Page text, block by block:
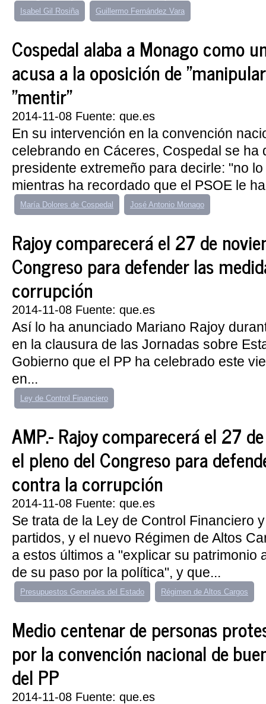
Isabel Gil Rosiña Guillermo Fernández Vara
Cospedal alaba a Monago como
acusa a la oposición de
"mentir"
2014-11-08 Fuente: que.es
En su intervención en la convención
celebrando en Cáceres, Cospedal se ha
presidente extremeño para decirle: "no
mientras ha recordado que el PSOE le
María Dolores de Cospedal José Antonio Monago
Rajoy comparecerá el 27 de
Congreso para defender las
corrupción
2014-11-08 Fuente: que.es
Así lo ha anunciado Mariano Rajoy
en la clausura de las Jornadas sobre
Gobierno que el PP ha celebrado este
en...
Ley de Control Financiero
AMP.- Rajoy comparecerá el 27
el pleno del Congreso para
contra la corrupción
2014-11-08 Fuente: que.es
Se trata de la Ley de Control Financiero
partidos, y el nuevo Régimen de Altos
a estos últimos a "explicar su patrimonio
de su paso por la política", y que...
Presupuestos Generales del Estado Régimen de Altos Cargos
Medio centenar de personas
por la convención nacional de
del PP
2014-11-08 Fuente: que.es